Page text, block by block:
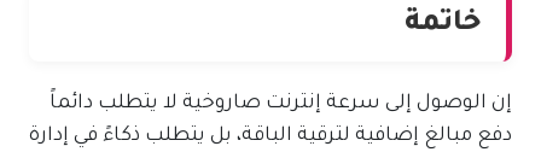
خاتمة
إن الوصول إلى سرعة إنترنت صاروخية لا يتطلب دائماً
دفع مبالغ إضافية لترقية الباقة، بل يتطلب ذكاءً في إدارة